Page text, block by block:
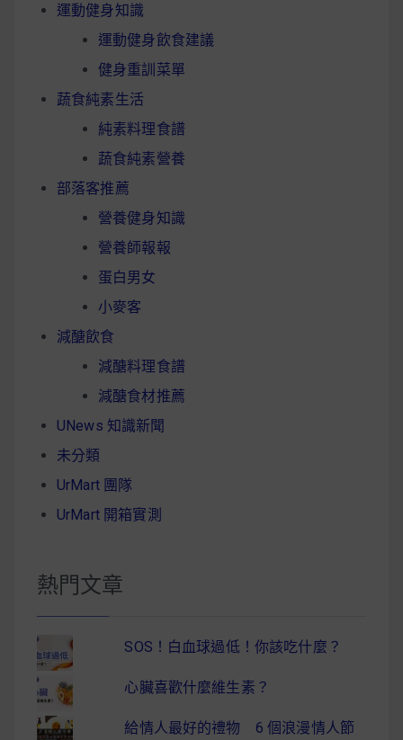
運動健身知識
運動健身飲食建議
健身重訓菜單
蔬食純素生活
純素料理食譜
蔬食純素營養
部落客推薦
營養健身知識
營養師報報
蛋白男女
小麥客
減醣飲食
減醣料理食譜
減醣食材推薦
UNews 知識新聞
未分類
UrMart 團隊
UrMart 開箱實測
熱門文章
SOS！白血球過低！你該吃什麼？
心臟喜歡什麼維生素？
給情人最好的禮物 6 個浪漫情人節